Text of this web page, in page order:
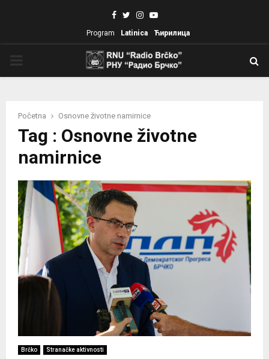
Facebook
TwitterInstagram
Youtube
Program Latinica Ћирилица
Početna Osnovne životne namirnice
Tag : Osnovne životne
namirnice
Brčko Stranačke aktivnosti